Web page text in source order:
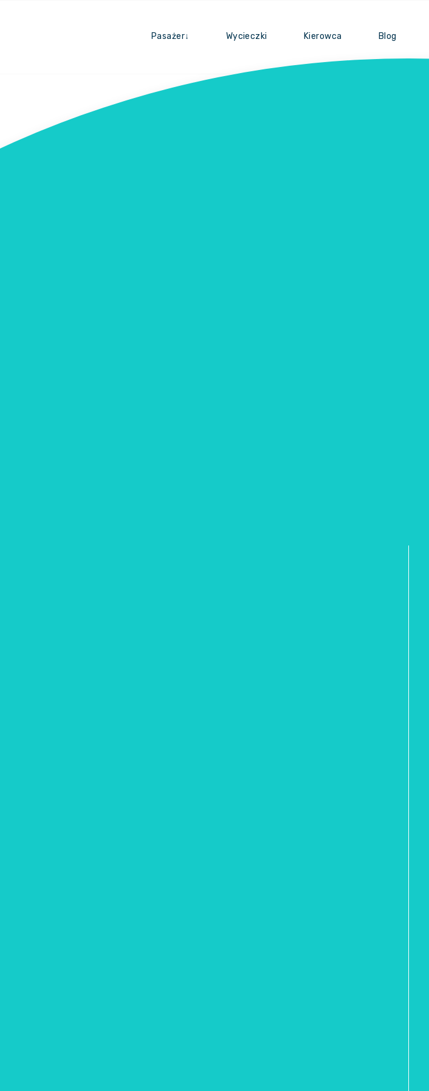
Pasażer↓ Wycieczki Kierowca Blog